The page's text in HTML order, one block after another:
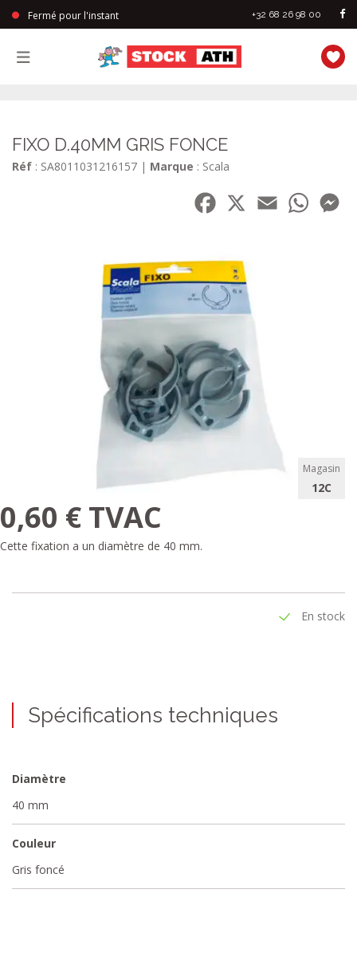
Fermé pour l'instant +32 68 26 98 00
FIXO D.40MM GRIS FONCE
Réf : SA8011031216157 | Marque : Scala
Facebook
Email
Magasin
12C
0,60 € TVAC
Cette fixation a un diamètre de 40 mm.
En stock
Spécifications techniques
Diamètre
40 mm
Couleur
Gris foncé